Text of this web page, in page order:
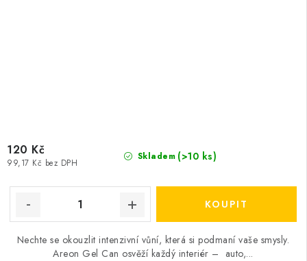
Skladem (>10 ks)
99,17 Kč bez DPH
120 Kč
Nechte se okouzlit intenzivní vůní, která si podmaní vaše smysly.
Areon Gel Can osvěží každý interiér – auto,...